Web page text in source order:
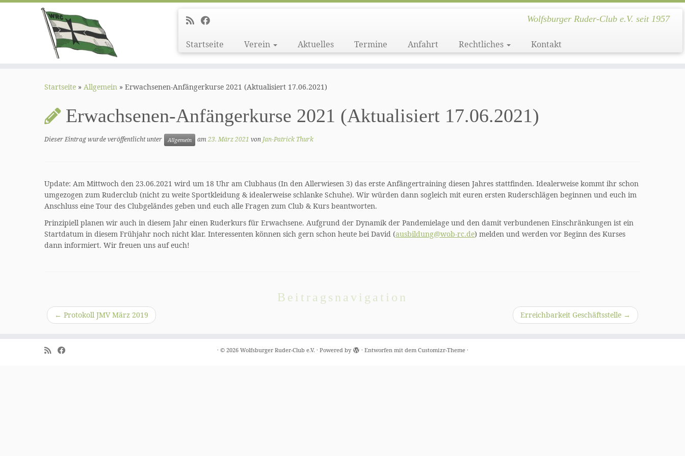
Wolfsburger Ruder-Club e.V. seit 1957
Startseite Verein Aktuelles Termine Anfahrt Rechtliches Kontakt
Startseite » Allgemein » Erwachsenen-Anfängerkurse 2021 (Aktualisiert 17.06.2021)
Erwachsenen-Anfängerkurse 2021 (Aktualisiert 17.06.2021)
Dieser Eintrag wurde veröffentlicht unter Allgemein am23. März 2021 von Jan-Patrick Thurk
Update: Am Mittwoch den 23.06.2021 wird um 18 Uhr am Clubhaus (In den Allerwiesen 3) das erste Anfängertraining diesen Jahres stattfinden. Idealerweise kommt ihr schon
umgezogen zum Ruderclub (nicht zu weite Sportkleidung & idealerweise schlanke Schuhe). Wir würden dann sogleich mit euren ersten Ruderschlägen beginnen und euch im
Anschluss eine Tour des Clubgeländes geben und euch alle Fragen zum Club & Kurs beantworten.
Prinzipiell planen wir auch in diesem Jahr einen Ruderkurs für Erwachsene. Aufgrund der Dynamik der Pandemielage und den damit verbundenen Einschränkungen ist ein
Startdatum in diesem Frühjahr noch nicht klar. Interessenten können sich gern schon heute bei David (ausbildung@wob-rc.de) melden und werden vor Beginn des Kurses
dann informiert. Wir freuen uns auf euch!
Beitragsnavigation
← Protokoll JMV März 2019 Erreichbarkeit Geschäftsstelle →
· © 2026 Wolfsburger Ruder-Club e.V. · Powered by · Entworfen mit dem Customizr-Theme·